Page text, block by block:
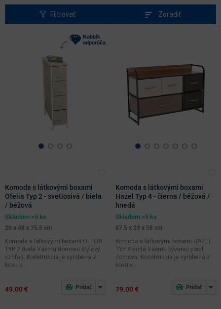
Filtrovať Zoradiť
čierna sivá
tvar
Nabbík
odporúča
Komoda s látkovými boxami
Ofelia Typ 2 - svetlosivá / biela
/ béžová
Skladom >5 ks
20 x 48 x 75.5 cm
Komoda s látkovými boxami OFELIA
TYP 2 dodá Vášmu domovu štýlový
vzhľad. Konštrukcia je vyrobená z
kovu v...
49.00 €
Komoda s látkovými boxami
Hazel Typ 4 - čierna / béžová /
hnedá
Skladom >5 ks
87.5 x 29 x 58 cm
Komoda s látkovými boxami HAZEL
TYP 4 dodá Vášmu bývaniu pocit
domova. Konštrukcia je vyrobená z
kovu v...
79.00 €